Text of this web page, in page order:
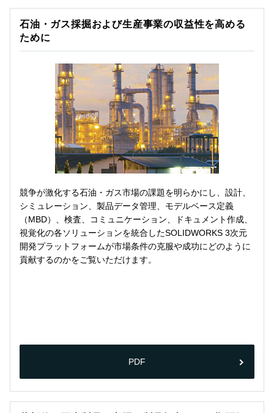
石油・ガス採掘および生産事業の収益性を高める
ために
競争が激化する石油・ガス市場の課題を明らかにし、設計、
シミュレーション、製品データ管理、モデルベース定義
（MBD）、検査、コミュニケーション、ドキュメント作成、
視覚化の各ソリューションを統合したSOLIDWORKS 3次元
開発プラットフォームが市場条件の克服や成功にどのように
貢献するのかをご覧いただけます。
PDF